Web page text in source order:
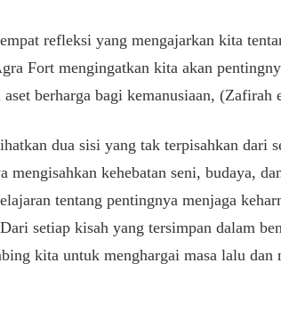
refleksi yang mengajarkan kita
Fort mengingatkan kita akan
berharga bagi kemanusiaan, (Zafirah
dua sisi yang tak terpisahkan dari
kehebatan seni, budaya,
tentang pentingnya menjaga
setiap kisah yang tersimpan dalam
kita untuk menghargai masa lalu dan